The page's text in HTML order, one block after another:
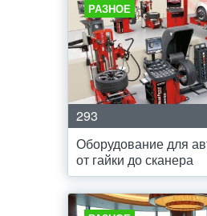
РАЗНОЕ
293
Оборудование для
от гайки до сканера